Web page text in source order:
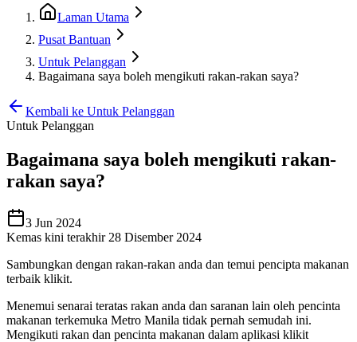
Laman Utama
Pusat Bantuan
Untuk Pelanggan
Bagaimana saya boleh mengikuti rakan-rakan saya?
Kembali ke Untuk Pelanggan
Untuk Pelanggan
Bagaimana saya boleh mengikuti rakan-
rakan saya?
3 Jun 2024
Kemas kini terakhir 28 Disember 2024
Sambungkan dengan rakan-rakan anda dan temui pencipta makanan
terbaik klikit.
Menemui senarai teratas rakan anda dan saranan lain oleh pencinta
makanan terkemuka Metro Manila tidak pernah semudah ini.
Mengikuti rakan dan pencinta makanan dalam aplikasi klikit